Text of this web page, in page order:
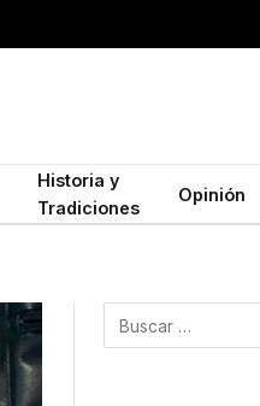
Historia y
Tradiciones
Opinión